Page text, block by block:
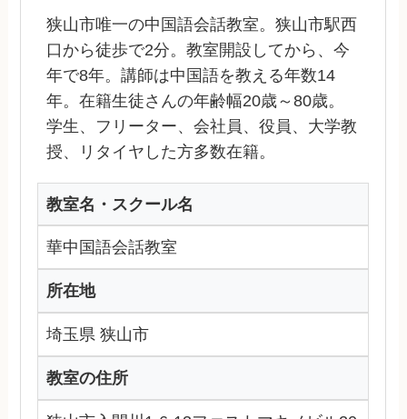
狭山市唯一の中国語会話教室。狭山市駅西
口から徒歩で2分。教室開設してから、今
年で8年。講師は中国語を教える年数14
年。在籍生徒さんの年齢幅20歳～80歳。
学生、フリーター、会社員、役員、大学教
授、リタイヤした方多数在籍。
教室名・スクール名
華中国語会話教室
所在地
埼玉県 狭山市
教室の住所